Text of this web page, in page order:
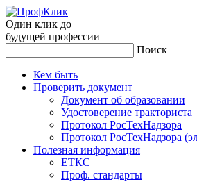
Один клик до
будущей профессии
Поиск
Кем быть
Проверить документ
Документ об образовании
Удостоверение тракториста
Протокол РосТехНадзора
Протокол РосТехНадзора
Полезная информация
ЕТКС
Проф. стандарты